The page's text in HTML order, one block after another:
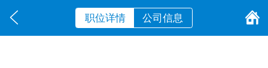
职位详情 公司信息